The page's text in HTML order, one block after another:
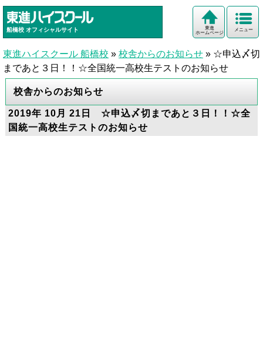
船橋校 オフィシャルサイト メニュー
東進
ホームページ
東進ハイスクール 船橋校 » 校舎からのお知らせ » ☆申込〆切
まであと３日！！☆全国統一高校生テストのお知らせ
校舎からのお知らせ
2019年 10月 21日 ☆申込〆切まであと３日！！☆全
国統一高校生テストのお知らせ